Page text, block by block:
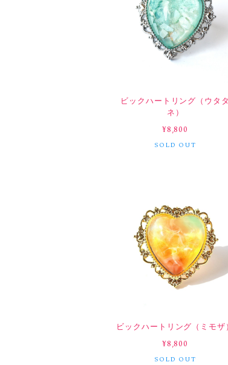
ビックハートリング（ウタタ
ネ）
¥8,800
SOLD OUT
ビックハートリング（ミモザ）
¥8,800
SOLD OUT